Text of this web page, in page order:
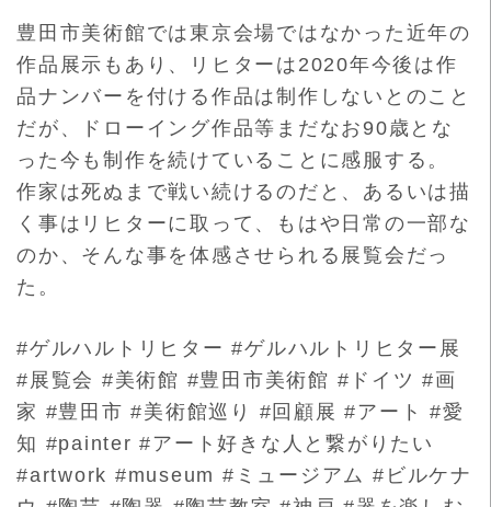
豊田市美術館では東京会場ではなかった近年の
作品展示もあり 、リヒターは2020年今後は作
品ナンバーを付ける作品は制作し ないとのこと
だが、ドローイング作品等まだなお90歳とな
った今 も制作を続けていることに感服する。
作家は死ぬまで戦い続けるのだと、あるいは描
く事はリヒターに取 って、もはや日常の一部な
のか、そんな事を体感させられる展覧会 だっ
た。
#ゲルハルトリヒター #ゲルハルトリヒター展
#展覧会 #美術館 #豊田市美術館 #ドイツ #画
家 #豊田市 #美術館巡り #回顧展 #アート #愛
知 #painter #アート好きな人と繋がりたい
#artwork #museum #ミュージアム #ビルケナ